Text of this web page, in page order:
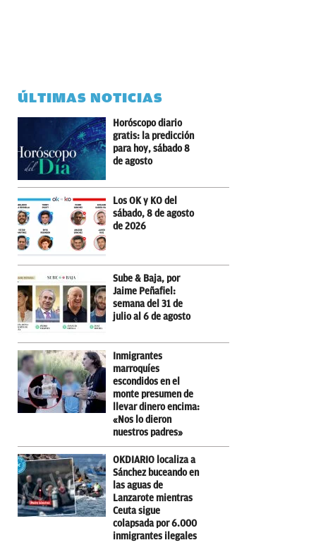
ÚLTIMAS NOTICIAS
Horóscopo diario
gratis: la predicción
para hoy, sábado 8
de agosto
Los OK y KO del
sábado, 8 de agosto
de 2026
Sube & Baja, por
Jaime Peñafiel:
semana del 31 de
julio al 6 de agosto
Inmigrantes
marroquíes
escondidos en el
monte presumen de
llevar dinero encima:
«Nos lo dieron
nuestros padres»
OKDIARIO localiza a
Sánchez buceando en
las aguas de
Lanzarote mientras
Ceuta sigue
colapsada por 6.000
inmigrantes ilegales